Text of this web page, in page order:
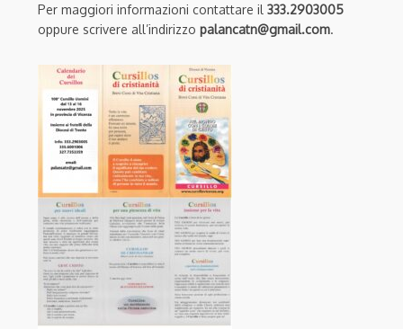
Per maggiori informazioni contattare il 333.2903005
oppure scrivere all’indirizzo palancatn@gmail.com.